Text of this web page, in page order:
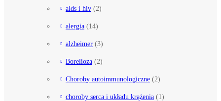
aids i hiv (2)
alergia (14)
alzheimer (3)
Borelioza (2)
Choroby autoimmunologiczne (2)
choroby serca i układu krążenia (1)